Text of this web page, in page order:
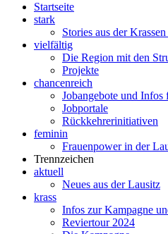
Startseite
stark
Stories aus der
vielfältig
Die Region mit den
Projekte
chancenreich
Jobangebote und Infos
Jobportale
Rückkehrerinitiativen
feminin
Frauenpower in der
Trennzeichen
aktuell
Neues aus der Lausitz
krass
Infos zur Kampagne
Reviertour 2024